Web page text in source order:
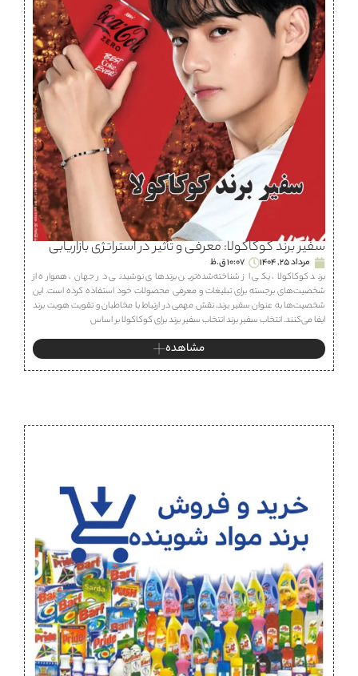
سفیر برند کوکاکولا: معرفی و تأثیر در استراتژی بازاریابی
مرداد 25, 1404
10:07 ق.ظ
برند کوکاکولا، یکی از شناخته‌شده‌ترین برندهای نوشیدنی در جهان، همواره از
شخصیت‌های برجسته برای تبلیغات و معرفی محصولات خود استفاده کرده است. این
شخصیت‌ها به عنوان سفیر برند، نقش مهمی در ارتباط با مخاطبان و تقویت هویت برند
ایفا می‌کنند. انتخاب سفیر برند انتخاب سفیر برند برای کوکاکولا بر اساس
مشاهده